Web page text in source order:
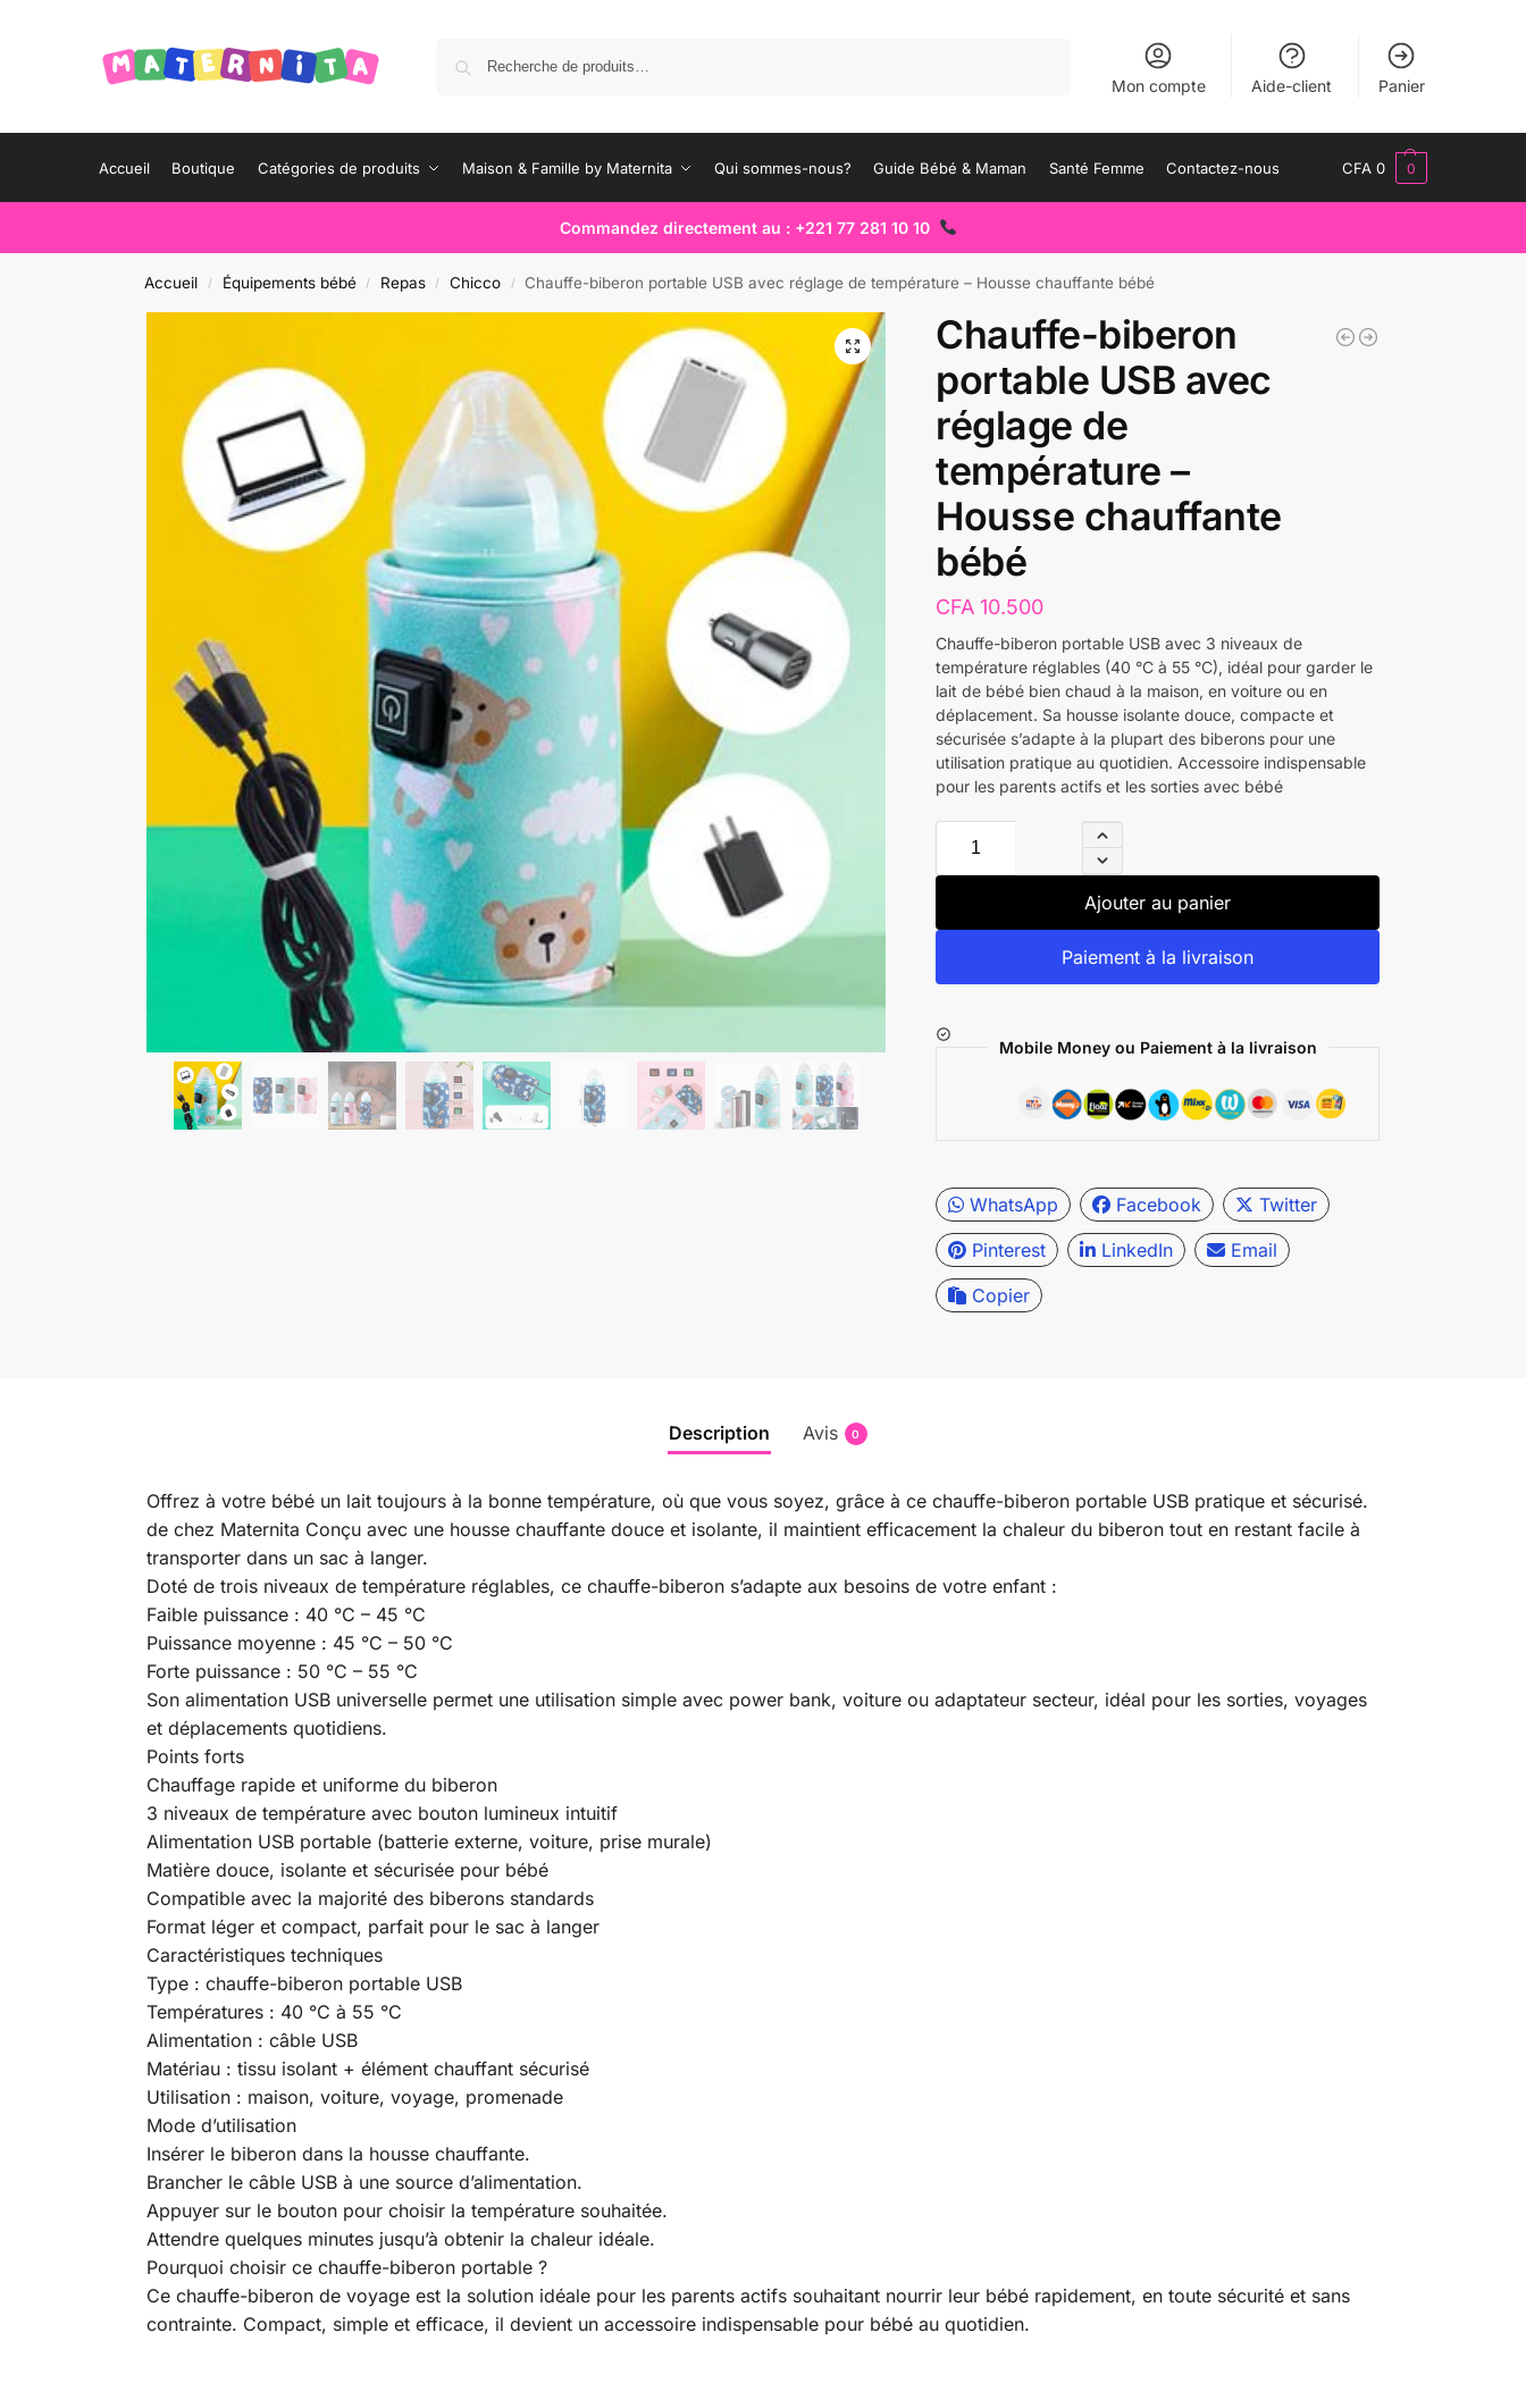
Mon compte Aide-client Panier
Accueil Boutique Catégories de produits Maison & Famille by Maternita Qui sommes-nous? Guide Bébé & Maman Santé Femme Contactez-nous CFA 0 0
Commandez directement au : +221 77 281 10 10
Accueil / Équipements bébé / Repas / Chicco / Chauffe-biberon portable USB avec réglage de température – Housse chauffante bébé
Chauffe-biberon
portable USB avec
réglage de
température –
Housse chauffante
bébé
CFA 10.500
Chauffe-biberon portable USB avec 3 niveaux de
température réglables (40 °C à 55 °C), idéal pour garder le
lait de bébé bien chaud à la maison, en voiture ou en
déplacement. Sa housse isolante douce, compacte et
sécurisée s’adapte à la plupart des biberons pour une
utilisation pratique au quotidien. Accessoire indispensable
pour les parents actifs et les sorties avec bébé
Ajouter au panier
Paiement à la livraison
Mobile Money ou Paiement à la livraison
WhatsApp Facebook
Twitter
Pinterest
LinkedIn
Email
Copier
Description Avis 0
Offrez à votre bébé un lait toujours à la bonne température, où que vous soyez, grâce à ce chauffe-biberon portable USB pratique et sécurisé.
de chez Maternita Conçu avec une housse chauffante douce et isolante, il maintient efficacement la chaleur du biberon tout en restant facile à
transporter dans un sac à langer.
Doté de trois niveaux de température réglables, ce chauffe-biberon s’adapte aux besoins de votre enfant :
Faible puissance : 40 °C – 45 °C
Puissance moyenne : 45 °C – 50 °C
Forte puissance : 50 °C – 55 °C
Son alimentation USB universelle permet une utilisation simple avec power bank, voiture ou adaptateur secteur, idéal pour les sorties, voyages
et déplacements quotidiens.
Points forts
Chauffage rapide et uniforme du biberon
3 niveaux de température avec bouton lumineux intuitif
Alimentation USB portable (batterie externe, voiture, prise murale)
Matière douce, isolante et sécurisée pour bébé
Compatible avec la majorité des biberons standards
Format léger et compact, parfait pour le sac à langer
Caractéristiques techniques
Type : chauffe-biberon portable USB
Températures : 40 °C à 55 °C
Alimentation : câble USB
Matériau : tissu isolant + élément chauffant sécurisé
Utilisation : maison, voiture, voyage, promenade
Mode d’utilisation
Insérer le biberon dans la housse chauffante.
Brancher le câble USB à une source d’alimentation.
Appuyer sur le bouton pour choisir la température souhaitée.
Attendre quelques minutes jusqu’à obtenir la chaleur idéale.
Pourquoi choisir ce chauffe-biberon portable ?
Ce chauffe-biberon de voyage est la solution idéale pour les parents actifs souhaitant nourrir leur bébé rapidement, en toute sécurité et sans
contrainte. Compact, simple et efficace, il devient un accessoire indispensable pour bébé au quotidien.